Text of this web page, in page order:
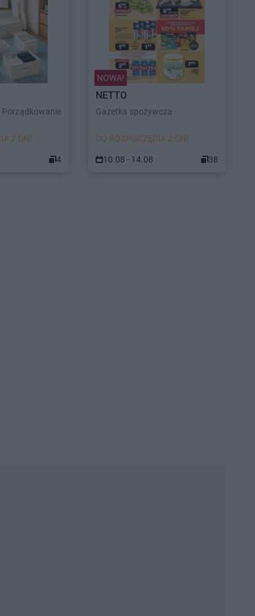
2 DNI
4
NOWA!
NETTO
Gazetka spożywcza
DO ROZPOCZĘCIA 2 DNI
10.08 - 14.08 38